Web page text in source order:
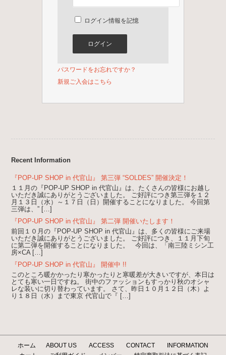
ログイン情報を記憶
パスワードをお忘れですか？
新規ご入会はこちら
Recent Information
『POP-UP SHOP in 代官山』 第三弾 “SOLDES” 開催決定！
１１月の『POP-UP SHOP in 代官山』は、たくさんの皆様にお越し
いただき誠にありがとうございました。 ご好評につき第三弾を１２
月１３日（水）～１７日（日）開催することになりました。 今回第
三弾は、” […]
『POP-UP SHOP in 代官山』 第二弾 開催いたします！
前回１０月の『POP-UP SHOP in 代官山』は、多くの皆様にご来場
いただき誠にありがとうございました。 ご好評につき、１１月下旬
に第二弾を開催することになりました。 今回は、「南三陸ミシン工
房×CA […]
『POP-UP SHOP in 代官山』 開催中 !!
このところ暖かかったり寒かったりと寒暖差が大きいですが、本日は
とても寒い一日ですね。 街中のファッションもすっかり秋のオシャ
レな装いに切り替わっています。 さて、昨日１０月１２日（木）よ
り１８日（水）まで東京 代官山で『 […]
ホーム ABOUT US ACCESS CONTACT
INFORMATION